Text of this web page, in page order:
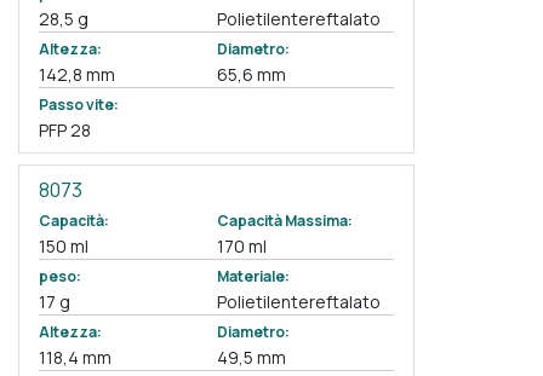
28,5 g Polietilentereftalato
Altezza:
142,8 mm
Diametro:
65,6 mm
Passo vite:
PFP 28
8073
Capacità:
150 ml
Capacità Massima:
170 ml
peso:
17 g
Materiale:
Polietilentereftalato
Altezza:
118,4 mm
Diametro:
49,5 mm